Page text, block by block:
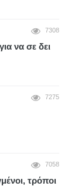
7308
να σε δει
7275
7058
τρόποι